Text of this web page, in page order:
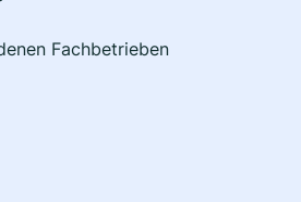
Fachbetrieben